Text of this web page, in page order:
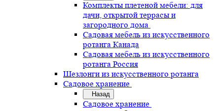
Комплекты плетеной мебели: для
дачи, открытой террасы и
загородного дома
Садовая мебель из искусственного
ротанга Канада
Садовая мебель из искусственного
ротанга Россия
Шезлонги из искусственного ротанга
Садовое хранение
Назад
Садовое хранение